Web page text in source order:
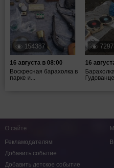
154387
16 августа в 08:00
Воскресная барахолка в
парке и...
16
О сайте
Рекламодателям
Добавить событие
Добавить детское событие